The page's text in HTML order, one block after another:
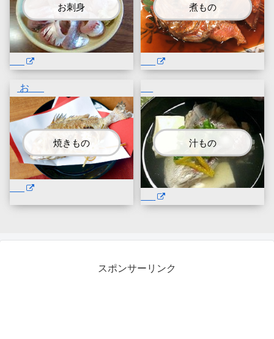
お刺身 煮もの
お
焼きもの 汁もの
スポンサーリンク